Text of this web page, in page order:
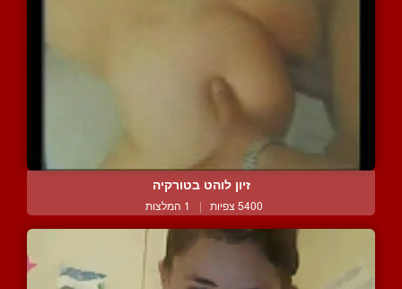
זיון לוהט בטורקיה
5400 צפיות | 1 המלצות